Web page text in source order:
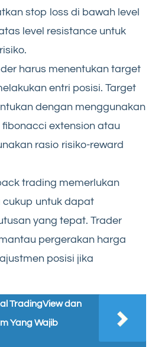
stop loss di bawah level
level resistance untuk
harus menentukan target
entri posisi. Target
dengan menggunakan
extension atau
rasio risiko-reward
trading memerlukan
cukup untuk dapat
yang tepat. Trader
pergerakan harga
posisi jika
TradingView dan
Yang Wajib